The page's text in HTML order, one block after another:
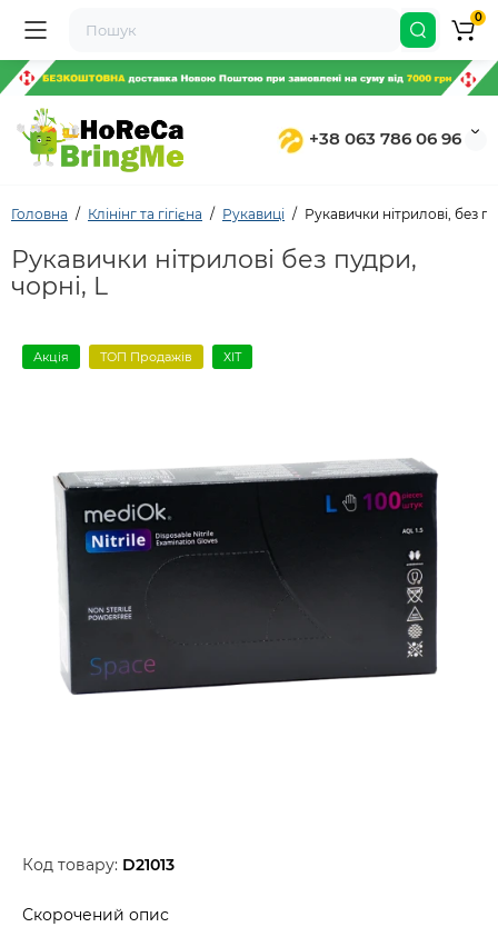
+38 063 786 06 96
0
Головна Клінінг та гігієна Рукавиці Рукавички нітрилові, без
Рукавички нітрилові без пудри,
чорні, L
Акція ТОП Продажів ХІТ
Код товару: D21013
Скорочений опис